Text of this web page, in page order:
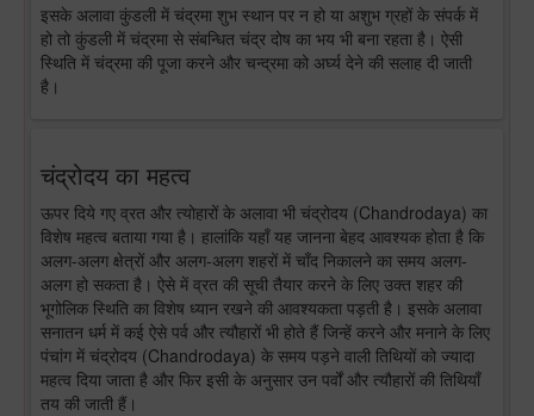
इसके अलावा कुंडली में चंद्रमा शुभ स्थान पर न हो या अशुभ ग्रहों के संपर्क में
हो तो कुंडली में चंद्रमा से संबन्धित चंद्र दोष का भय भी बना रहता है। ऐसी
स्थिति में चंद्रमा की पूजा करने और चन्द्रमा को अर्घ्य देने की सलाह दी जाती
है।
चंद्रोदय का महत्व
ऊपर दिये गए व्रत और त्योहारों के अलावा भी चंद्रोदय (Chandrodaya) का
विशेष महत्व बताया गया है। हालांकि यहाँ यह जानना बेहद आवश्यक होता है कि
अलग-अलग क्षेत्रों और अलग-अलग शहरों में चाँद निकालने का समय अलग-
अलग हो सकता है। ऐसे में व्रत की सूची तैयार करने के लिए उक्त शहर की
भूगोलिक स्थिति का विशेष ध्यान रखने की आवश्यकता पड़ती है। इसके अलावा
सनातन धर्म में कई ऐसे पर्व और त्यौहारों भी होते हैं जिन्हें करने और मनाने के लिए
पंचांग में चंद्रोदय (Chandrodaya) के समय पड़ने वाली तिथियों को ज्यादा
महत्व दिया जाता है और फिर इसी के अनुसार उन पर्वों और त्यौहारों की तिथियाँ
तय की जाती हैं।